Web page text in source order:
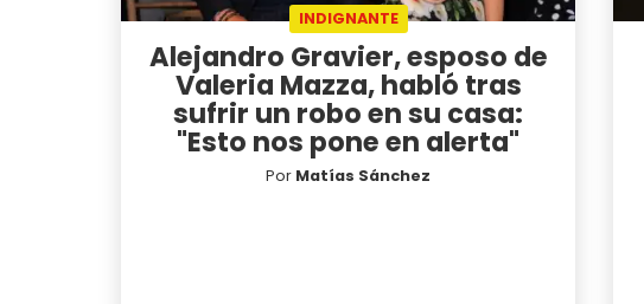
INDIGNANTE
Alejandro Gravier, esposo de
Valeria Mazza, habló tras
sufrir un robo en su casa:
"Esto nos pone en alerta"
Por Matías Sánchez